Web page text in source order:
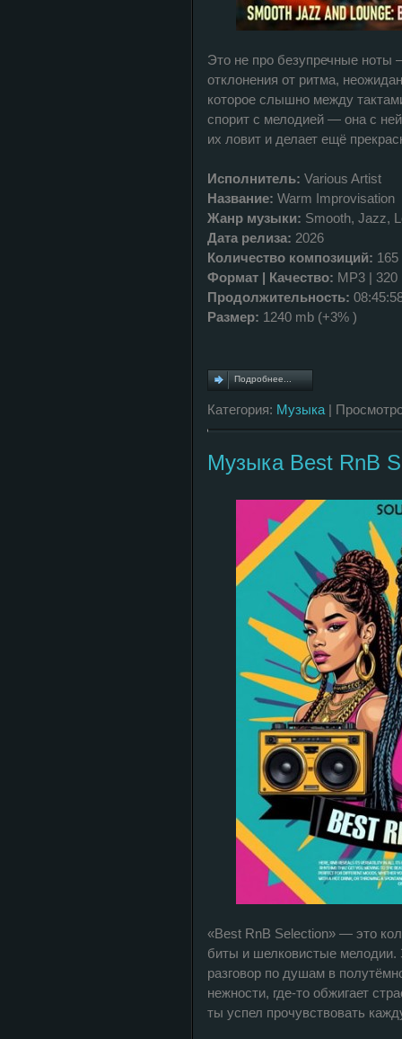
Это не про безупречные
отклонения от ритма,
которое слышно между
спорит с мелодией — она с
их ловит и делает ещё
Исполнитель: Various Artist
Название: Warm Improvisation
Жанр музыки: Smooth, Jazz,
Дата релиза: 2026
Количество композиций: 165
Формат | Качество: MP3 | 320
Продолжительность:
Размер: 1240 mb (+3% )
Подробнее...
Категория: Музыка |
Музыка Best RnB
«Best RnB Selection» — это
биты и шелковистые
разговор по душам в
нежности, где-то обжигает
ты успел прочувствовать